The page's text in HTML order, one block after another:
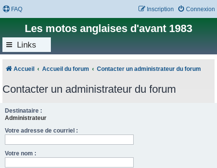
FAQ Connexion
Inscription
Les motos anglaises d'avant 1983
Links
Accueil Accueil du forum Contacter un administrateur du forum
Contacter un administrateur du forum
Destinataire :
Administrateur
Votre adresse de courriel :
Votre nom :